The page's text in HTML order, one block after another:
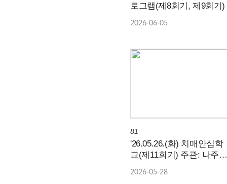
로그램(제8회기, 제9회기)
2026-06-05
81
'26.05.26.(화) 치매안심학
교(제11회기) 주관: 나주시
나주숲체원
2026-05-28